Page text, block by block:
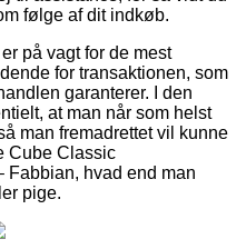
følge af dit indkøb.
på vagt for de mest
for transaktionen, som
garanterer. I den
at man når som helst
man fremadrettet vil kunne
Cube Classic
hvad end man
pige.